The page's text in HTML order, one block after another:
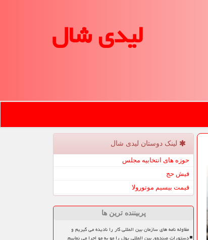
لیدی شال
لینک دوستان لیدی شال
حوزه های انتخابیه مجلس
فیش حج
قیمت بیسیم موتورولا
پربیننده ترین ها
مقاوله نامه های سازمان بین المللی کار را نادیده می گیریم و
دستورات صندوق بین المللی پول را مو به مو اجرا می نماییم